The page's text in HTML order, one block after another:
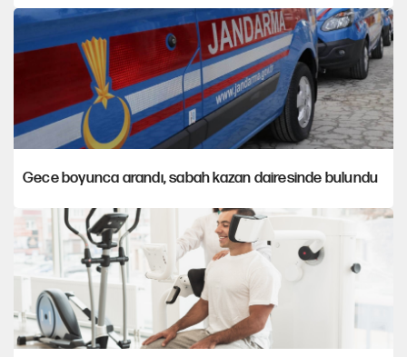
Gece boyunca arandı, sabah kazan dairesinde bulundu